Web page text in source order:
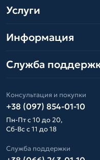
Услуги
Информация
Служба
Консультация и покупки
+38 (097) 854-01-10
Пн-Пт с 10 до 20,
Сб-Вс с 11 до 18
Служба поддержки